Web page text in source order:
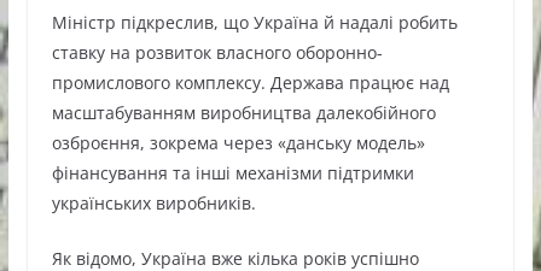
Міністр підкреслив, що Україна й надалі робить
ставку на розвиток власного оборонно-
промислового комплексу. Держава працює над
масштабуванням виробництва далекобійного
озброєння, зокрема через «данську модель»
фінансування та інші механізми підтримки
українських виробників.
Як відомо, Україна вже кілька років успішно